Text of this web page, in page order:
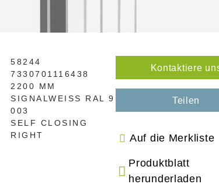
58244
7330701116438
2200 MM
SIGNALWEISS RAL 9
003
SELF CLOSING
RIGHT
Kontaktiere
Teilen
Auf die Merkliste
Produktblatt
herunderladen